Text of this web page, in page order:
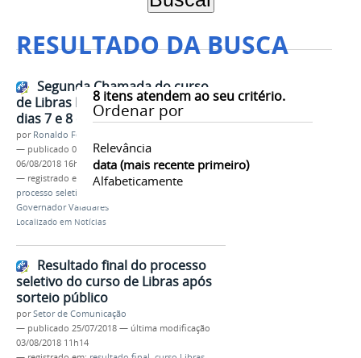
RESULTADO DA BUSCA
8itens atendem ao seu critério.
Ordenar por
Relevância
data (mais recente primeiro)
Alfabeticamente
Segunda Chamada do curso
de Libras Básico; matrícula nos
dias 7 e 8 de agosto
por Ronaldo Fernandes Roque
— publicado 06/08/2018—última modificação
06/08/2018 16h23
— registrado em:
resultado final,curso Libras
processo seletivo 2018
Governador Valadares
Localizado em Notícias
Resultado final do processo
seletivo do curso de Libras após
sorteio público
porSetor de Comunicação
— publicado 25/07/2018 — última modificação
03/08/2018 11h14